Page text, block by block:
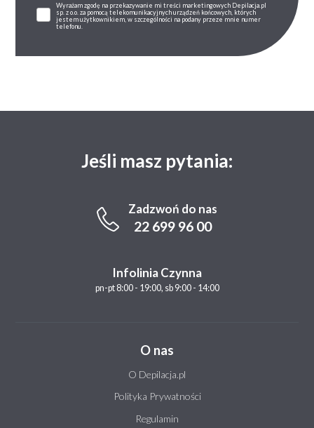
Wyrażam zgodę na przekazywanie mi treści marketingowych Depilacja.pl
sp. z o.o. za pomocą telekomunikacyjnych urządzeń końcowych, których
jestem użytkownikiem, w szczególności na podany przeze mnie numer
telefonu.
Jeśli masz pytania:
Zadzwoń do nas
22 699 96 00
Infolinia Czynna
pn-pt 8:00 - 19:00, sb 9:00 - 14:00
O nas
O Depilacja.pl
Polityka Prywatności
Regulamin